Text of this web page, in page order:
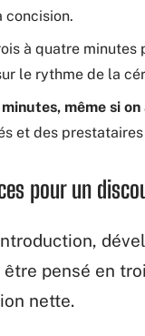
concision.
à quatre
le rythme de la
même si
et des
pour un
pensé en
nette.